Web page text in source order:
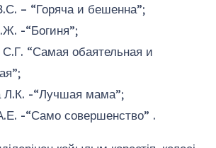
– “Горяча и бешенна”;
-“Богиня”;
“Самая обаятельная и
Л.К. -“Лучшая мама”;
-“Само совершенство” .